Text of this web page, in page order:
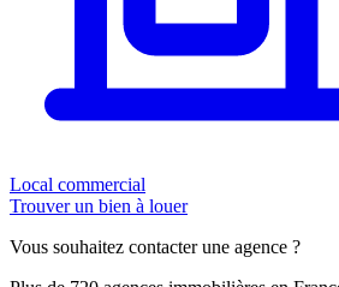
Local commercial
Trouver un bien à louer
Vous souhaitez contacter une agence ?